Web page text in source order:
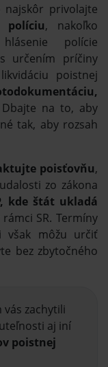
najskôr privolajte
políciu, nakoľko
polície
určením príčiny
poistnej
na to, aby
tak, aby rozsah
poisťovňu,
zo zákona
kde štát ukladá
SR. Termíny
však môžu určiť
bez zbytočného
zachytili
aj iní
poistnej